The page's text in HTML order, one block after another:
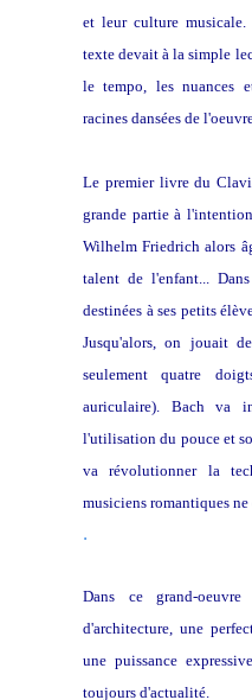
et leur culture
texte devait à la simple
le tempo, les nuances
racines dansées de
Le premier livre du
grande partie à
Wilhelm Friedrich alors
talent de l'enfant...
destinées à ses petits
Jusqu'alors, on jouait
seulement quatre
auriculaire). Bach va
l'utilisation du pouce et
va révolutionner la
musiciens romantiques
.
Dans ce grand-
d'architecture, une
une puissance
toujours d'actualité.